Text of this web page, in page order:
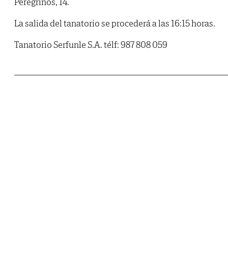
La salida del tanatorio se procederá a las 16:15 horas.
Tanatorio Serfunle S.A. télf: 987 808 059